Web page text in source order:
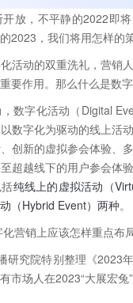
放，不平静的2022即
2023，我们将用怎样的
活动的双重洗礼，营销
要作用。那么什么是数
数字化活动（Digital
数字化为驱动的线上活
创新的虚拟参会体验、
超越线下的用户参会体
纯线上的虚拟活动（
（Hybrid Event）两种。
营销上应该怎样重点布
研究院特别整理《2023
市场人在2023“大展宏兔”